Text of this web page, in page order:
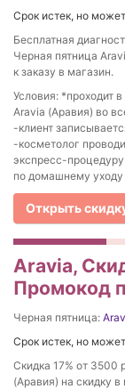
Срок истек, но
Бесплатная
Черная пятница
к заказу в магазин.
Условия: *проходит
Aravia (Аравия) во
-клиент
-косметолог
экспресс-
по домашнему уходу
Открыть
Aravia,
Промокод
Черная пятница:
Срок истек, но
Скидка 17% от 3500
(Аравия) на скидку в